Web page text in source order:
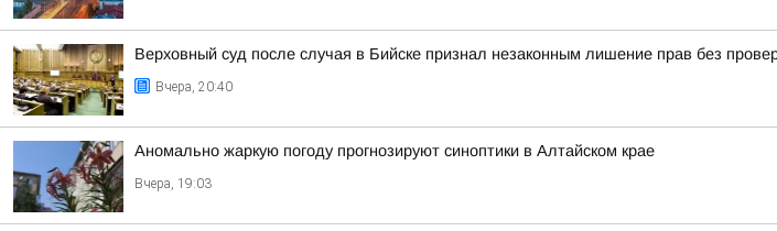
Верховный суд после случая в Бийске признал незаконным лишение прав без
Вчера, 20:40
Аномально жаркую погоду прогнозируют синоптики в Алтайском крае
Вчера, 19:03